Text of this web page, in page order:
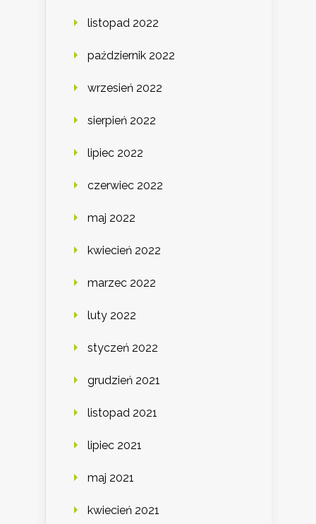
listopad 2022
październik 2022
wrzesień 2022
sierpień 2022
lipiec 2022
czerwiec 2022
maj 2022
kwiecień 2022
marzec 2022
luty 2022
styczeń 2022
grudzień 2021
listopad 2021
lipiec 2021
maj 2021
kwiecień 2021